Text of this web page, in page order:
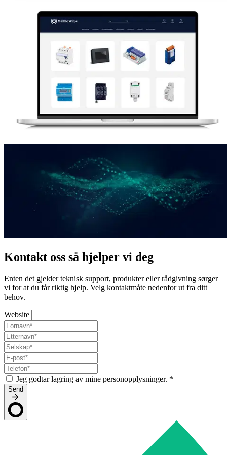
Kontakt oss så hjelper vi deg
Enten det gjelder teknisk support, produkter eller rådgivning sørger
vi for at du får riktig hjelp. Velg kontaktmåte nedenfor ut fra ditt
behov.
Website
Jeg godtar lagring av mine personopplysninger. *
Send